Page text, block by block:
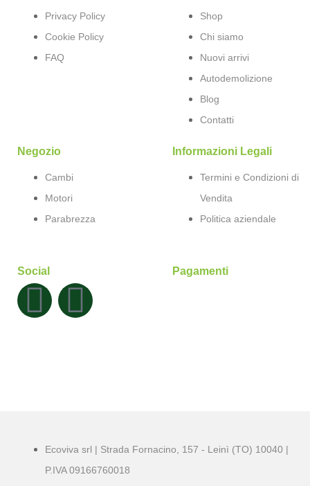
Privacy Policy
Cookie Policy
FAQ
Shop
Chi siamo
Nuovi arrivi
Autodemolizione
Blog
Contatti
Negozio
Cambi
Motori
Parabrezza
Informazioni Legali
Termini e Condizioni di
Vendita
Politica aziendale
Social Pagamenti
Ecoviva srl | Strada Fornacino, 157 - Leinì (TO) 10040 |
P.IVA 09166760018